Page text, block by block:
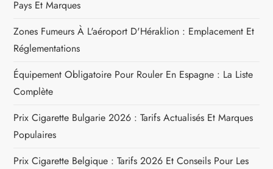
t
i
c
l
e
Pays Et Marques
Zones Fumeurs À L'aéroport D'Héraklion : Emplacement Et
Réglementations
Équipement Obligatoire Pour Rouler En Espagne : La Liste
Complète
Prix Cigarette Bulgarie 2026 : Tarifs Actualisés Et Marques
Populaires
Prix Cigarette Belgique : Tarifs 2026 Et Conseils Pour Les